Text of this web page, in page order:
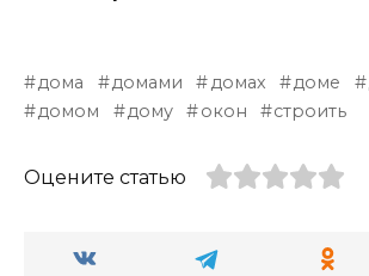
дома домами домах доме
домом
дому окон строить
Оцените статью